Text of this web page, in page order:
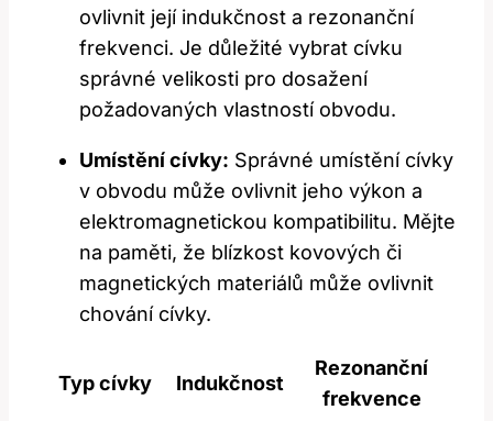
ovlivnit její indukčnost a rezonanční
frekvenci. Je důležité vybrat cívku
správné velikosti pro dosažení
požadovaných vlastností obvodu.
Umístění cívky: Správné umístění cívky
v obvodu může ovlivnit jeho výkon a
elektromagnetickou kompatibilitu. Mějte
na paměti, že blízkost kovových či
magnetických materiálů může ovlivnit
chování cívky.
Typ cívky Indukčnost
Rezonanční
frekvence